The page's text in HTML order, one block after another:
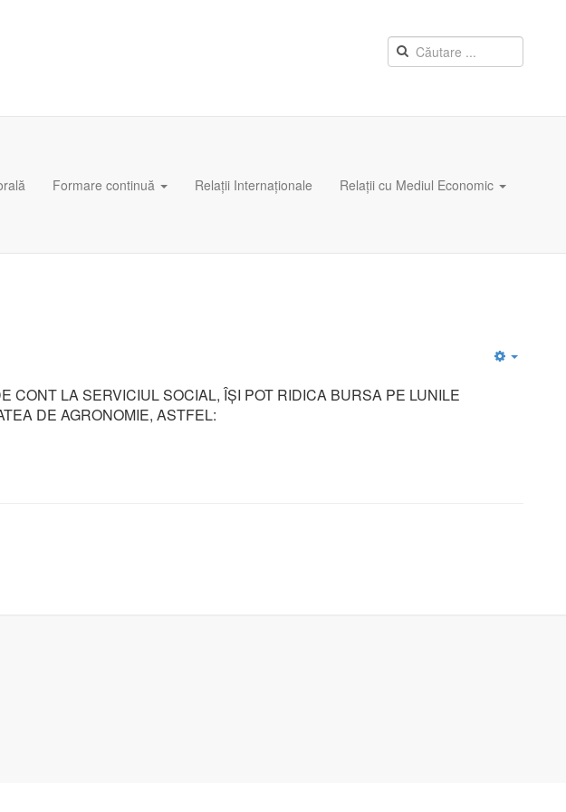
Formare continuă Relații Internaționale Relații cu Mediul Economic
LA SERVICIUL SOCIAL, ÎȘI POT RIDICA BURSA PE LUNILE
DE AGRONOMIE, ASTFEL: